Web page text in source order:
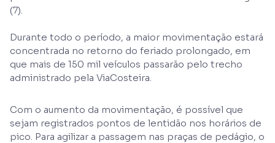
(7).
Durante todo o período, a maior movimentação estará
concentrada no retorno do feriado prolongado, em
que mais de 150 mil veículos passarão pelo trecho
administrado pela ViaCosteira.
Com o aumento da movimentação, é possível que
sejam registrados pontos de lentidão nos horários de
pico. Para agilizar a passagem nas praças de pedágio, o